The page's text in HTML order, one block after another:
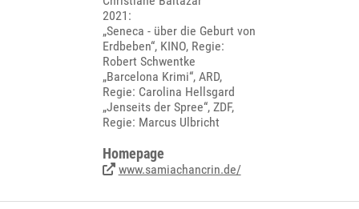
2021:
„Seneca - über die Geburt von
Erdbeben“, KINO, Regie:
Robert Schwentke
„Barcelona Krimi“, ARD,
Regie: Carolina Hellsgard
„Jenseits der Spree“, ZDF,
Regie: Marcus Ulbricht
Homepage
www.samiachancrin.de/